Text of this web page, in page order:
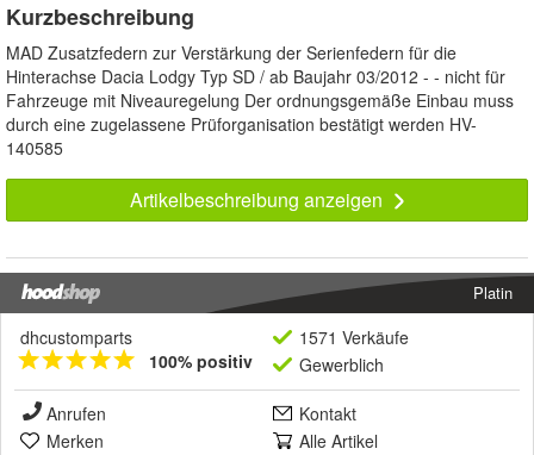
Kurzbeschreibung
MAD Zusatzfedern zur Verstärkung der Serienfedern für die
Hinterachse Dacia Lodgy Typ SD / ab Baujahr 03/2012 - - nicht für
Fahrzeuge mit Niveauregelung Der ordnungsgemäße Einbau muss
durch eine zugelassene Prüforganisation bestätigt werden HV-
140585
Artikelbeschreibung anzeigen
Platin
dhcustomparts
100% positiv
1571 Verkäufe
Gewerblich
Anrufen
Kontakt
Merken
Alle Artikel